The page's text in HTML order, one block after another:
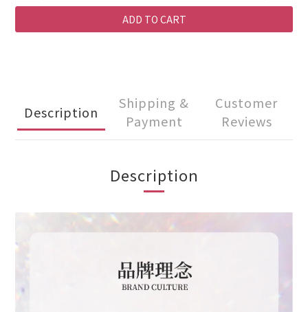
ADD TO CART
Description
Shipping &
Payment
Customer
Reviews
Description